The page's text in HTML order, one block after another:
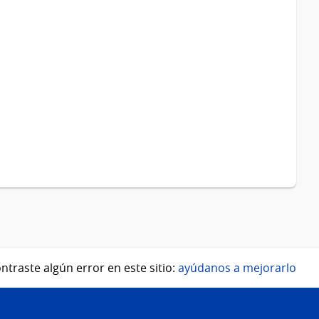
algún error en este sitio: ayúdanos a mejorarlo